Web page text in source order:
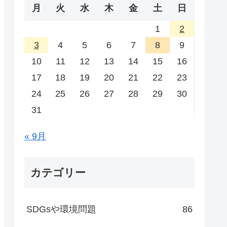
月 火 水 木 金 土 日
1
2
3
4 5 6 7 8
9
10
11 12 13 14 15
16
17
18 19 20 21 22
23
24
25 26 27 28 29
30
31
« 9月
カテゴリー
SDGsや環境問題 86